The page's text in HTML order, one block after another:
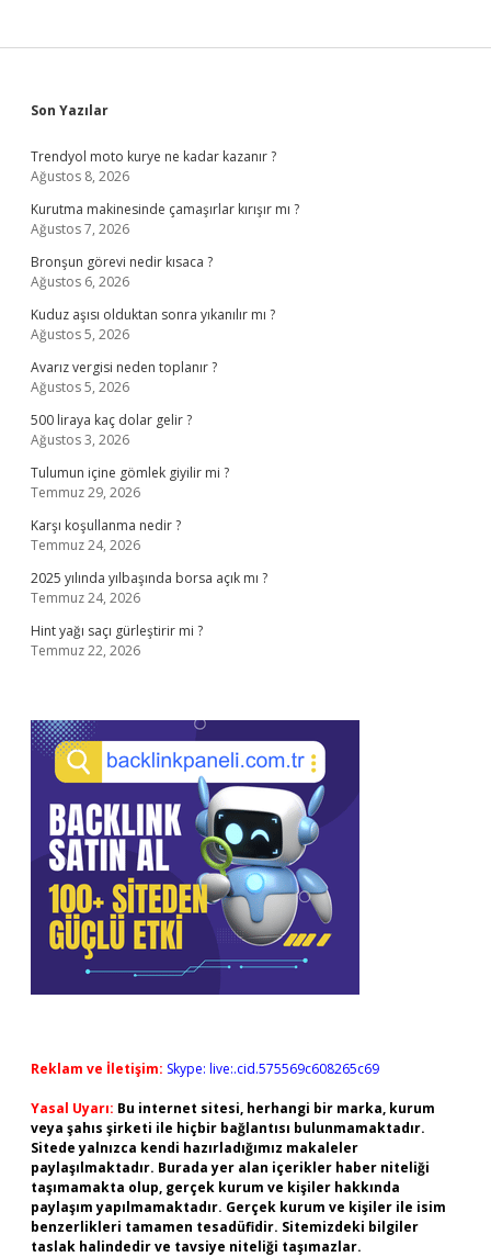
Sidebar
Son Yazılar
Trendyol moto kurye ne kadar kazanır ?
Ağustos 8, 2026
Kurutma makinesinde çamaşırlar kırışır mı ?
Ağustos 7, 2026
Bronşun görevi nedir kısaca ?
Ağustos 6, 2026
Kuduz aşısı olduktan sonra yıkanılır mı ?
Ağustos 5, 2026
Avarız vergisi neden toplanır ?
Ağustos 5, 2026
500 liraya kaç dolar gelir ?
Ağustos 3, 2026
Tulumun içine gömlek giyilir mi ?
Temmuz 29, 2026
Karşı koşullanma nedir ?
Temmuz 24, 2026
2025 yılında yılbaşında borsa açık mı ?
Temmuz 24, 2026
Hint yağı saçı gürleştirir mi ?
Temmuz 22, 2026
Reklam ve İletişim: Skype: live:.cid.575569c608265c69
Yasal Uyarı: Bu internet sitesi, herhangi bir marka, kurum
veya şahıs şirketi ile hiçbir bağlantısı bulunmamaktadır.
Sitede yalnızca kendi hazırladığımız makaleler
paylaşılmaktadır. Burada yer alan içerikler haber niteliği
taşımamakta olup, gerçek kurum ve kişiler hakkında
paylaşım yapılmamaktadır. Gerçek kurum ve kişiler ile isim
benzerlikleri tamamen tesadüfidir. Sitemizdeki bilgiler
taslak halindedir ve tavsiye niteliği taşımazlar.